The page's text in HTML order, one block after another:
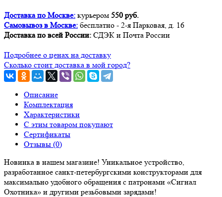
Доставка по Москве: курьером 550 руб.
Самовывоз в Москве: бесплатно - 2-я Парковая, д. 16
Доставка по всей России: СДЭК и Почта России
Подробнее о ценах на доставку
Сколько стоит доставка в мой город?
Описание
Комплектация
Характеристики
С этим товаром покупают
Сертификаты
Отзывы (0)
Новинка в нашем магазине! Уникальное устройство,
разработанное санкт-петербургскими конструкторами для
максимально удобного обращения с патронами «Сигнал
Охотника» и другими резьбовыми зарядами!